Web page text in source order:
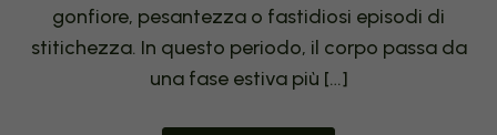
gonfiore, pesantezza o fastidiosi episodi di
stitichezza. In questo periodo, il corpo passa da
una fase estiva più […]